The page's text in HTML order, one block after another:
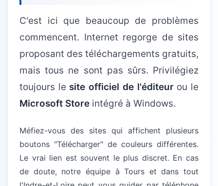
C'est ici que beaucoup de problèmes
commencent. Internet regorge de sites
proposant des téléchargements gratuits,
mais tous ne sont pas sûrs. Privilégiez
toujours le site officiel de l'éditeurou le
Microsoft Store intégré à Windows.
Méfiez-vous des sites qui affichent plusieurs
boutons "Télécharger" de couleurs différentes.
Le vrai lien est souvent le plus discret. En cas
de doute, notre équipe à Tours et dans tout